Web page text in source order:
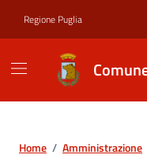
Regione Puglia
Home / Amministrazione